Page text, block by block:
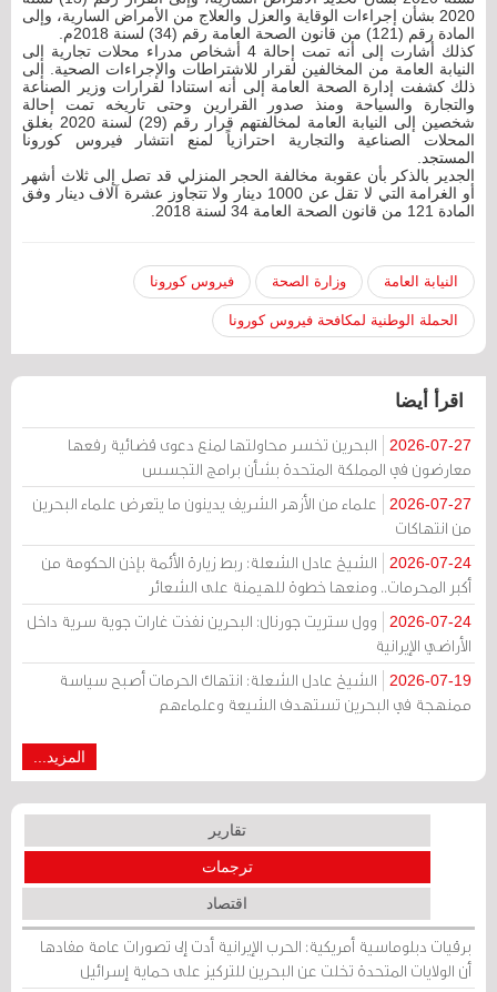
2020 بشأن إجراءات الوقاية والعزل والعلاج من الأمراض السارية، وإلى
المادة رقم (121) من قانون الصحة العامة رقم (34) لسنة 2018م.
كذلك أشارت إلى أنه تمت إحالة 4 أشخاص مدراء محلات تجارية إلى
النيابة العامة من المخالفين لقرار للاشتراطات والإجراءات الصحية. إلى
ذلك كشفت إدارة الصحة العامة إلى أنه استنادا لقرارات وزير الصناعة
والتجارة والسياحة ومنذ صدور القرارين وحتى تاريخه تمت إحالة
شخصين إلى النيابة العامة لمخالفتهم قرار رقم (29) لسنة 2020 بغلق
المحلات الصناعية والتجارية احترازياً لمنع انتشار فيروس كورونا
المستجد.
الجدير بالذكر بأن عقوبة مخالفة الحجر المنزلي قد تصل إلى ثلاث أشهر
أو الغرامة التي لا تقل عن 1000 دينار ولا تتجاوز عشرة آلاف دينار وفق
المادة 121 من قانون الصحة العامة 34 لسنة 2018.
النيابة العامة وزارة الصحة فيروس كورونا
الحملة الوطنية لمكافحة فيروس كورونا
اقرأ أيضا
2026-07-27
البحرين تخسر محاولتها لمنع دعوى قضائية رفعها
معارضون في المملكة المتحدة بشأن برامج التجسس
2026-07-27
علماء من الأزهر الشريف يدينون ما يتعرض علماء البحرين
من انتهاكات
2026-07-24
الشيخ عادل الشعلة: ربط زيارة الأئمة بإذن الحكومة من
أكبر المحرمات.. ومنعها خطوة للهيمنة على الشعائر
2026-07-24
وول ستريت جورنال: البحرين نفذت غارات جوية سرية داخل
الأراضي الإيرانية
2026-07-19
الشيخ عادل الشعلة: انتهاك الحرمات أصبح سياسة
ممنهجة في البحرين تستهدف الشيعة وعلماءهم
المزيد...
تقارير
ترجمات
اقتصاد
برقيات دبلوماسية أمريكية: الحرب الإيرانية أدت إلى تصورات عامة مفادها
أن الولايات المتحدة تخلت عن البحرين للتركيز على حماية إسرائيل